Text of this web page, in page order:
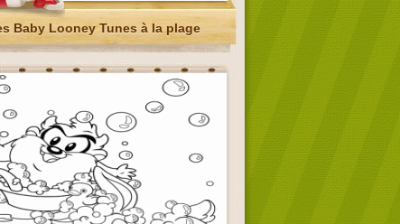
Baby Looney Tunes à la plage